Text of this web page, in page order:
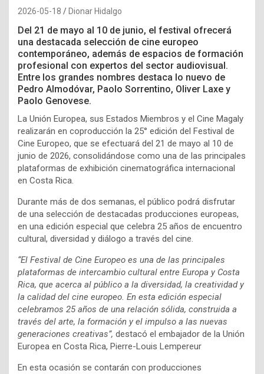
2026-05-18 Dionar Hidalgo
Del 21 de mayo al 10 de junio, el festival ofrecerá
una destacada selección de cine europeo
contemporáneo, además de espacios de formación
profesional con expertos del sector audiovisual.
Entre los grandes nombres destaca lo nuevo de
Pedro Almodóvar, Paolo Sorrentino, Oliver Laxe y
Paolo Genovese.
La Unión Europea, sus Estados Miembros y el Cine Magaly
realizarán en coproducción la 25° edición del Festival de
Cine Europeo, que se efectuará del 21 de mayo al 10 de
junio de 2026, consolidándose como una de las principales
plataformas de exhibición cinematográfica internacional
en Costa Rica.
Durante más de dos semanas, el público podrá disfrutar
de una selección de destacadas producciones europeas,
en una edición especial que celebra 25 años de encuentro
cultural, diversidad y diálogo a través del cine.
“El Festival de Cine Europeo es una de las principales
plataformas de intercambio cultural entre Europa y Costa
Rica, que acerca al público a la diversidad, la creatividad y
la calidad del cine europeo. En esta edición especial
celebramos 25 años de una relación sólida, construida a
través del arte, la formación y el impulso a las nuevas
generaciones creativas”, destacó el embajador de la Unión
Europea en Costa Rica, Pierre-Louis Lempereur
En esta ocasión se contarán con producciones